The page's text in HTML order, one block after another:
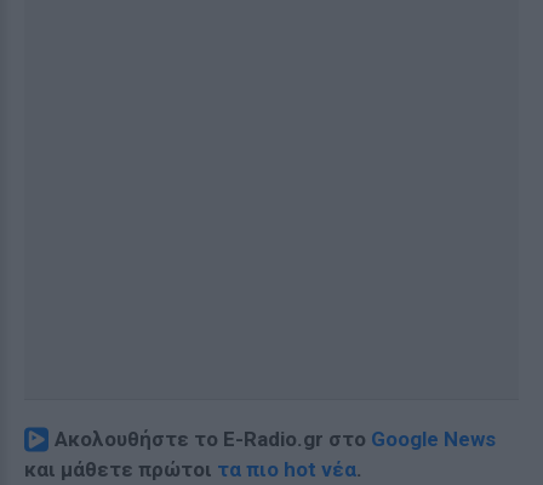
Ακολουθήστε το E-Radio.gr στο Google News
και μάθετε πρώτοι τα πιο hot νέα.